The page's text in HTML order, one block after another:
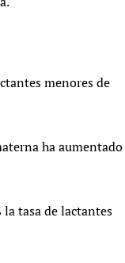
menores de
ha aumentado
tasa de lactantes